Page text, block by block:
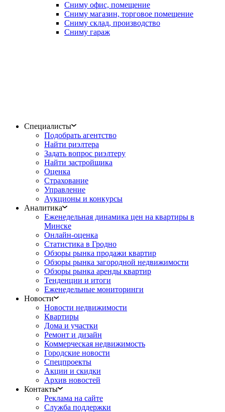
Сниму офис, помещение
Сниму магазин, торговое помещение
Сниму склад, производство
Сниму гараж
Специалисты
Подобрать агентство
Найти риэлтера
Задать вопрос риэлтеру
Найти застройщика
Оценка
Страхование
Управление
Аукционы и конкурсы
Аналитика
Еженедельная динамика цен на квартиры в
Минске
Онлайн-оценка
Статистика в Гродно
Обзоры рынка продажи квартир
Обзоры рынка загородной недвижимости
Обзоры рынка аренды квартир
Тенденции и итоги
Еженедельные мониторинги
Новости
Новости недвижимости
Квартиры
Дома и участки
Ремонт и дизайн
Коммерческая недвижимость
Городские новости
Спецпроекты
Акции и скидки
Архив новостей
Контакты
Реклама на сайте
Служба поддержки